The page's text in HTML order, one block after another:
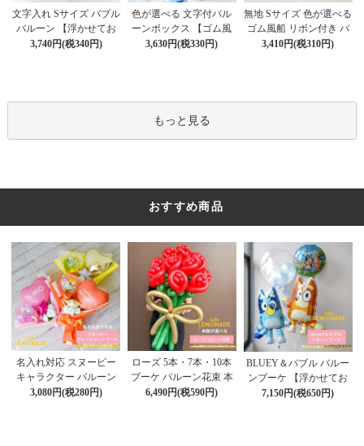
文字入れ Sサイズ バブル
バルーン 【浮かせてお
届け】 バルーン
3,740円(税340円)
色が選べる 文字付バル
ーンボックス 【ゴム風
船&文字パーツ付き】 DI
ツ52枚 推し活
3,630円(税330円)
無地 Sサイズ 色が選べる
ゴム風船 リボン付き バ
ブルバルーン 【浮かせ
3,410円(税310円)
もっと見る
おすすめ商品
名入れ対応 スヌーピー
キャラクター バルーン
ブーケ 選べる7種 【膨ら
3,080円(税280円)
ローズ 5本・7本・10本
ブーケ バルーン花束 本
数が選べる 【膨らませ
6,490円(税590円)
BLUEY＆バブル バルー
ンブーケ 【浮かせてお
届け】 ヘリウムガス入
7,150円(税650円)